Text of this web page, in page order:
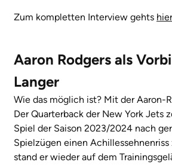
Zum kompletten Interview gehts
Aaron Rodgers als
Langer
Wie das möglich ist? Mit der Aaron-
Der Quarterback der New York Jets
Spiel der Saison 2023/2024 nach
Spielzügen einen Achillessehnenriss
stand er wieder auf dem